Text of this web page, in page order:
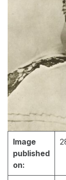
Image
published
on: